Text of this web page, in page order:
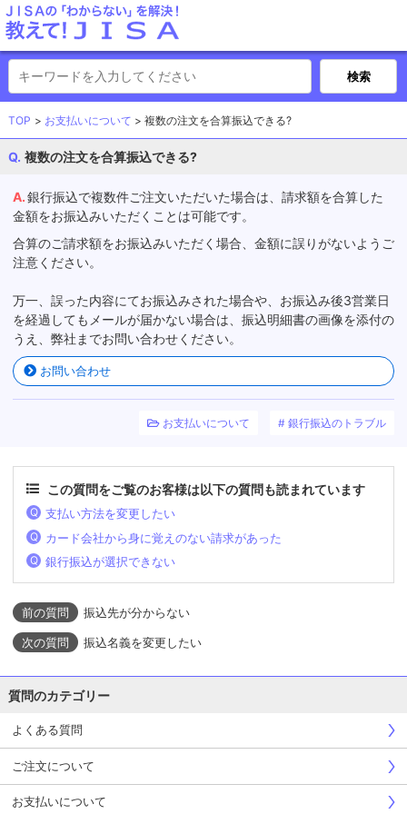
TOP お支払いについて 複数の注文を合算振込できる?
複数の注文を合算振込できる?
銀行振込で複数件ご注文いただいた場合は、請求額を合算した
金額をお振込みいただくことは可能です。
合算のご請求額をお振込みいただく場合、金額に誤りがないようご
注意ください。
万一、誤った内容にてお振込みされた場合や、お振込み後3営業日
を経過してもメールが届かない場合は、振込明細書の画像を添付の
うえ、弊社までお問い合わせください。
お問い合わせ
お支払いについて 銀行振込のトラブル
この質問をご覧のお客様は以下の質問も読まれています
支払い方法を変更したい
カード会社から身に覚えのない請求があった
銀行振込が選択できない
振込先が分からない
振込名義を変更したい
質問のカテゴリー
よくある質問
ご注文について
お支払いについて